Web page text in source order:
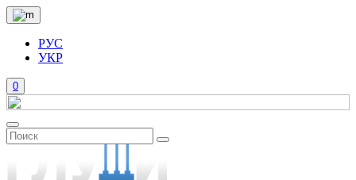
РУС
УКР
0